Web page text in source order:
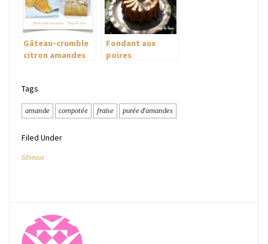
Gâteau-crumble
citron amandes
Fondant aux
poires
Tags
amande compotée fraise purée d'amandes
Filed Under
Gâteaux